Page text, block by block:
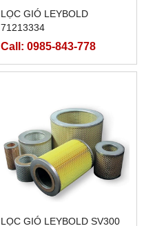
LỌC GIÓ LEYBOLD
71213334
Call: 0985-843-778
LỌC GIÓ LEYBOLD SV300